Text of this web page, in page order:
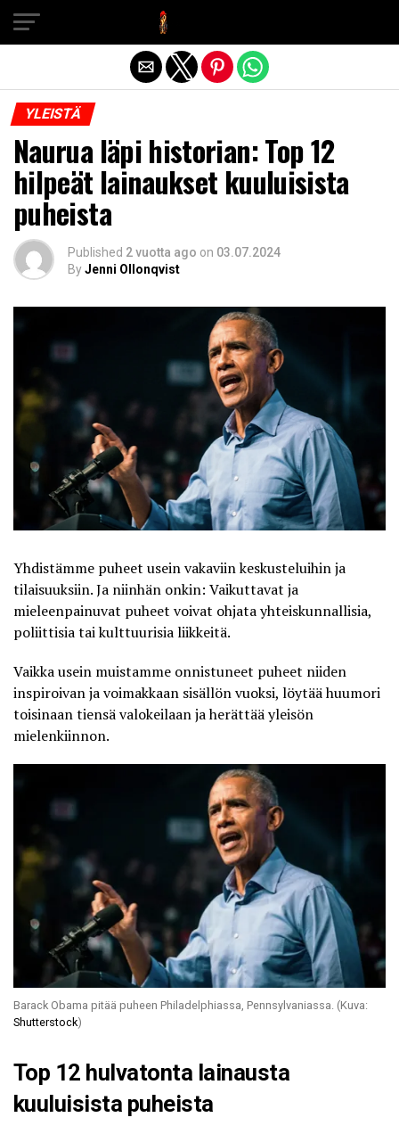
YLEISTÄ
Naurua läpi historian: Top 12
hilpeät lainaukset kuuluisista
puheista
Published 2 vuotta ago on 03.07.2024
ByJenni Ollonqvist
Yhdistämme puheet usein vakaviin keskusteluihin ja
tilaisuuksiin. Ja niinhän onkin: Vaikuttavat ja
mieleenpainuvat puheet voivat ohjata yhteiskunnallisia,
poliittisiatai kulttuurisia liikkeitä.
Vaikka usein muistamme onnistuneet puheet niiden
inspiroivan ja voimakkaan sisällön vuoksi, löytää huumori
toisinaan tiensä valokeilaan ja herättää yleisön
mielenkiinnon.
Barack Obama pitää puheen Philadelphiassa, Pennsylvaniassa. (Kuva:
Shutterstock)
Top 12 hulvatonta lainausta
kuuluisista puheista
Exit mobile version